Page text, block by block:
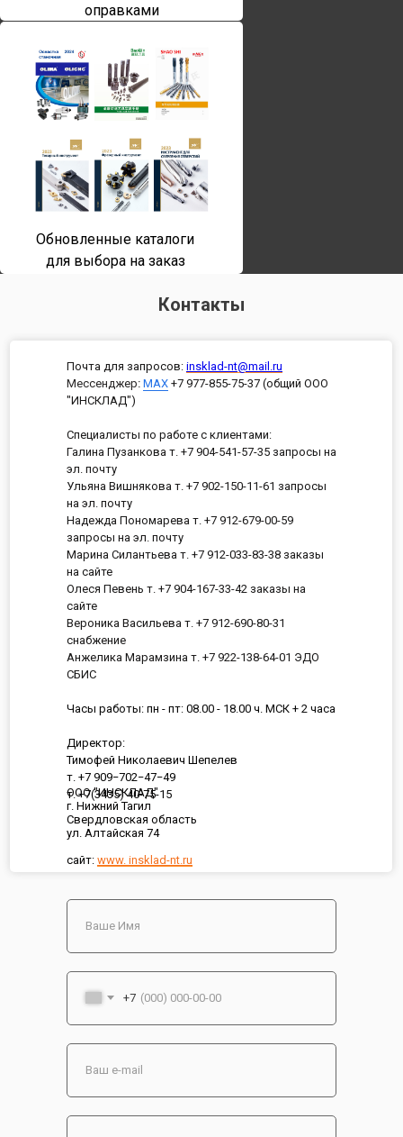
оправками
Обновленные каталоги
для выбора на заказ
Контакты
ООО "ИНСКЛАД"
г. Нижний Тагил
Свердловская область
ул. Алтайская 74
сайт: www. insklad-nt.ru
Почта для запросов: insklad-nt@mail.ru
Мессенджер: MAX +7 977-855-75-37 (общий ООО
"ИНСКЛАД")
Специалисты по работе с клиентами:
Галина Пузанкова т. +7 904-541-57-35 запросы на
эл. почту
Ульяна Вишнякова т. +7 902-150-11-61 запросы
на эл. почту
Надежда Пономарева т. +7 912-679-00-59
запросы на эл. почту
Марина Силантьева т. +7 912-033-83-38 заказы
на сайте
Олеся Певень т. +7 904-167-33-42 заказы на
сайте
Вероника Васильева т. +7 912-690-80-31
снабжение
Анжелика Марамзина т. +7 922-138-64-01 ЭДО
СБИС
Часы работы: пн - пт: 08.00 - 18.00 ч. МСК + 2 часа
Директор:
Тимофей Николаевич Шепелев
т. +7 909−702−47−49
т. +7(3435) 40-75-15
+7